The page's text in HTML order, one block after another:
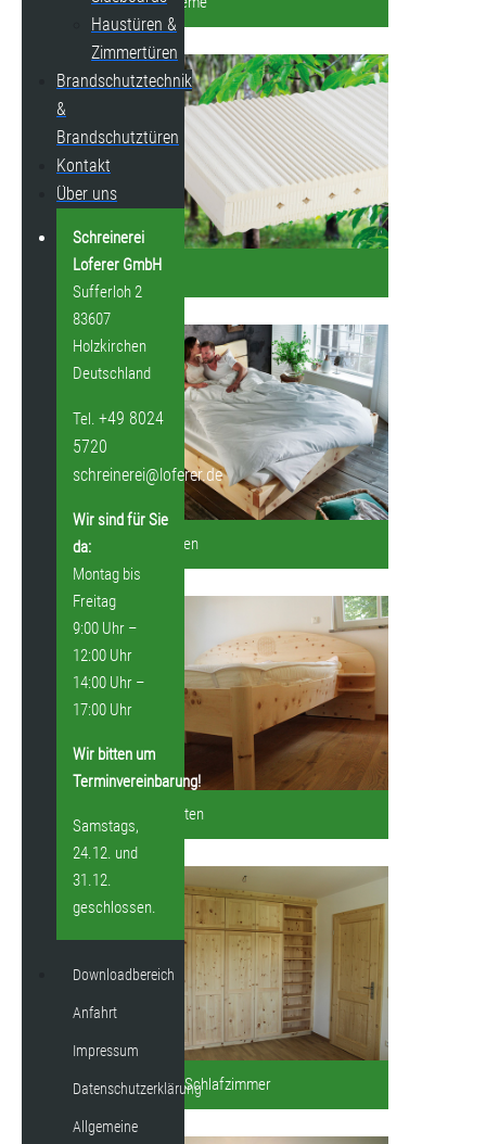
Haustüren &
Zimmertüren
Brandschutztechnik
&
Brandschutztüren
Kontakt
Über uns
Schreinerei
Loferer GmbH
Sufferloh 2
83607
Holzkirchen
Deutschland
Tel. +49 8024
5720
schreinerei@loferer.de
Wir sind für Sie
da:
Montag bis
Freitag
9:00 Uhr –
12:00 Uhr
14:00 Uhr –
17:00 Uhr
Wir bitten um
Terminvereinbarung!
Samstags,
24.12. und
31.12.
geschlossen.
Downloadbereich
Anfahrt
Impressum
Datenschutzerklärung
Allgemeine
Matratzen
RELAX Betten
Loferer Betten
Möbel fürs Schlafzimmer